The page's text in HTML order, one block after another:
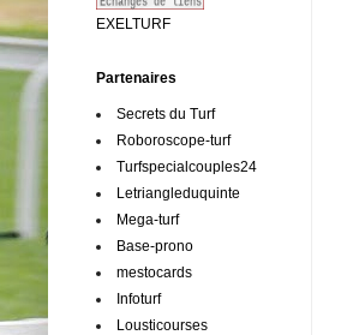
EXELTURF
Partenaires
Secrets du Turf
Roboroscope-turf
Turfspecialcouples24
Letriangleduquinte
Mega-turf
Base-prono
mestocards
Infoturf
Lousticourses